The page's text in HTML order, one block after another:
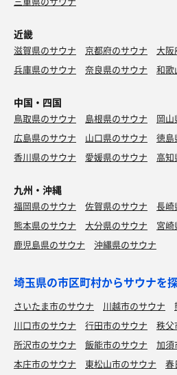
近畿
滋賀県のサウナ 京都府のサウナ
大阪
兵庫県のサウナ
奈良県のサウナ 和歌
中国・四国
鳥取県のサウナ 島根県のサウナ
岡山
広島県のサウナ
山口県のサウナ
徳島
香川県のサウナ
愛媛県のサウナ 高知
九州・沖縄
福岡県のサウナ 佐賀県のサウナ
長崎
熊本県のサウナ
大分県のサウナ
宮崎
鹿児島県のサウナ
沖縄県のサウナ
埼玉県の市区町村からサウナを
さいたま市のサウナ 川越市のサウナ
川口市のサウナ
行田市のサウナ
秩父
所沢市のサウナ
飯能市のサウナ
加須
本庄市のサウナ
東松山市のサウナ
春